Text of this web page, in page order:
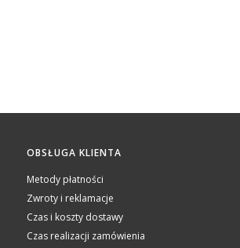
OBSŁUGA KLIENTA
Metody płatności
Zwroty i reklamacje
Czas i koszty dostawy
Czas realizacji zamówienia